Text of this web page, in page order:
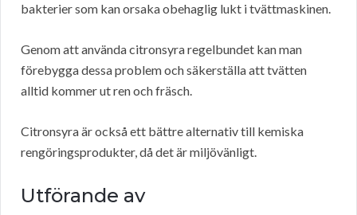
bakterier som kan orsaka obehaglig lukt i tvättmaskinen.
Genom att använda citronsyra regelbundet kan man
förebygga dessa problem och säkerställa att tvätten
alltid kommer ut ren och fräsch.
Citronsyra är också ett bättre alternativ till kemiska
rengöringsprodukter, då det är miljövänligt.
Utförande av